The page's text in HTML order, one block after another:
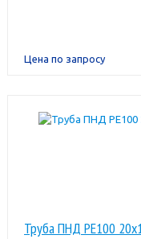
Цена по запросу
Труба ПНД РЕ100